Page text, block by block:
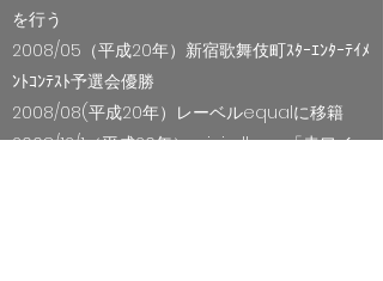
を行う
2008/05（平成20年）新宿歌舞伎町ｽﾀｰｴﾝﾀｰﾃｲﾒ
ﾝﾄｺﾝﾃｽﾄ予選会優勝
2008/08(平成20年）レーベルequalに移籍
2008/12/1（平成20年）mini album「赤ワイ